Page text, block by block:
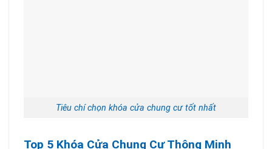
Tiêu chí chọn khóa cửa chung cư tốt nhất
Top 5 Khóa Cửa Chung Cư Thông Minh